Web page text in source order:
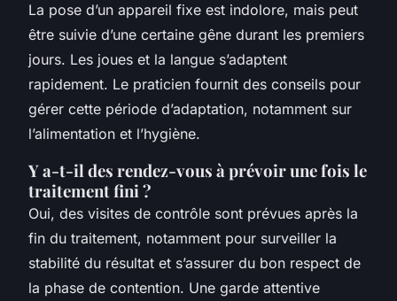
La pose d’un appareil fixe est indolore, mais peut
être suivie d’une certaine gêne durant les premiers
jours. Les joues et la langue s’adaptent
rapidement. Le praticien fournit des conseils pour
gérer cette période d’adaptation, notamment sur
l’alimentation et l’hygiène.
Y a-t-il des rendez-vous à prévoir une fois le
traitement fini ?
Oui, des visites de contrôle sont prévues après la
fin du traitement, notamment pour surveiller la
stabilité du résultat et s’assurer du bon respect de
la phase de contention. Une garde attentive